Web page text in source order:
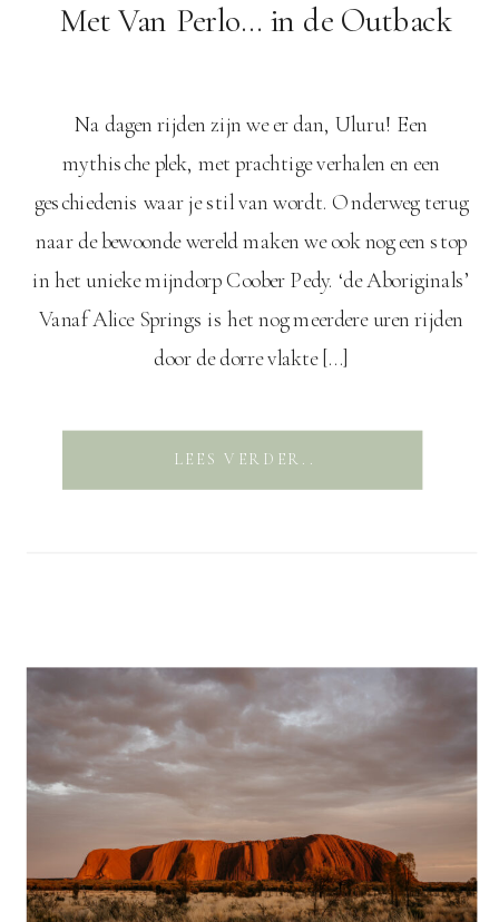
Met Van Perlo… in de Outback
Na dagen rijden zijn we er dan, Uluru! Een
mythische plek, met prachtige verhalen en een
geschiedenis waar je stil van wordt. Onderweg terug
naar de bewoonde wereld maken we ook nog een stop
in het unieke mijndorp Coober Pedy. ‘de Aboriginals’
Vanaf Alice Springs is het nog meerdere uren rijden
door de dorre vlakte […]
LEES VERDER..